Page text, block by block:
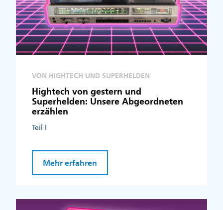
VON HIGHTECH UND SUPERHELDEN
Hightech von gestern und
Superhelden: Unsere Abgeordneten
erzählen
Teil I
Mehr erfahren